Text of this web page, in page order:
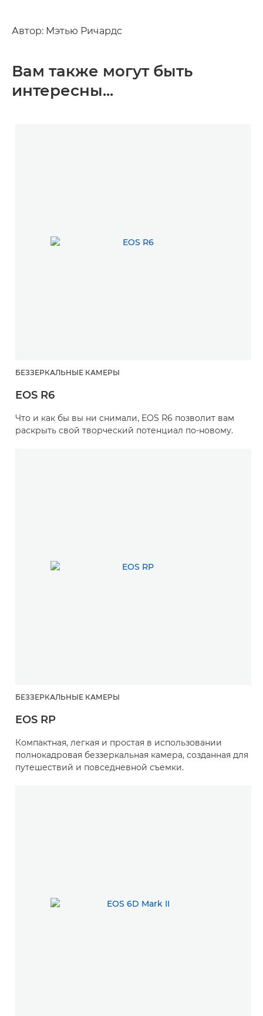
Автор: Мэтью Ричардс
Вам также могут быть
интересны...
БЕЗЗЕРКАЛЬНЫЕ КАМЕРЫ
EOS R6
Что и как бы вы ни снимали, EOS R6 позволит вам
раскрыть свой творческий потенциал по-новому.
БЕЗЗЕРКАЛЬНЫЕ КАМЕРЫ
EOS RP
Компактная, легкая и простая в использовании
полнокадровая беззеркальная камера, созданная для
путешествий и повседневной съемки.